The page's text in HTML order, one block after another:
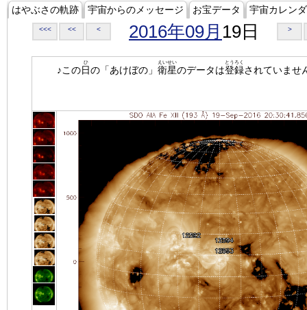
はやぶさの軌跡 宇宙からのメッセージ お宝データ 宇宙カレン
<<< << < 2016年09月 19日 >
♪この日
ひ
の「あけぼの」 衛星
えいせい
のデータは登録
とうろく
されていませ